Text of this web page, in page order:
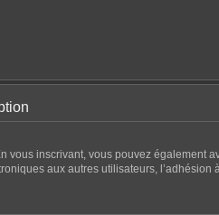
vous inscrivant, vous pouvez également
aux autres utilisateurs, l’adhésion